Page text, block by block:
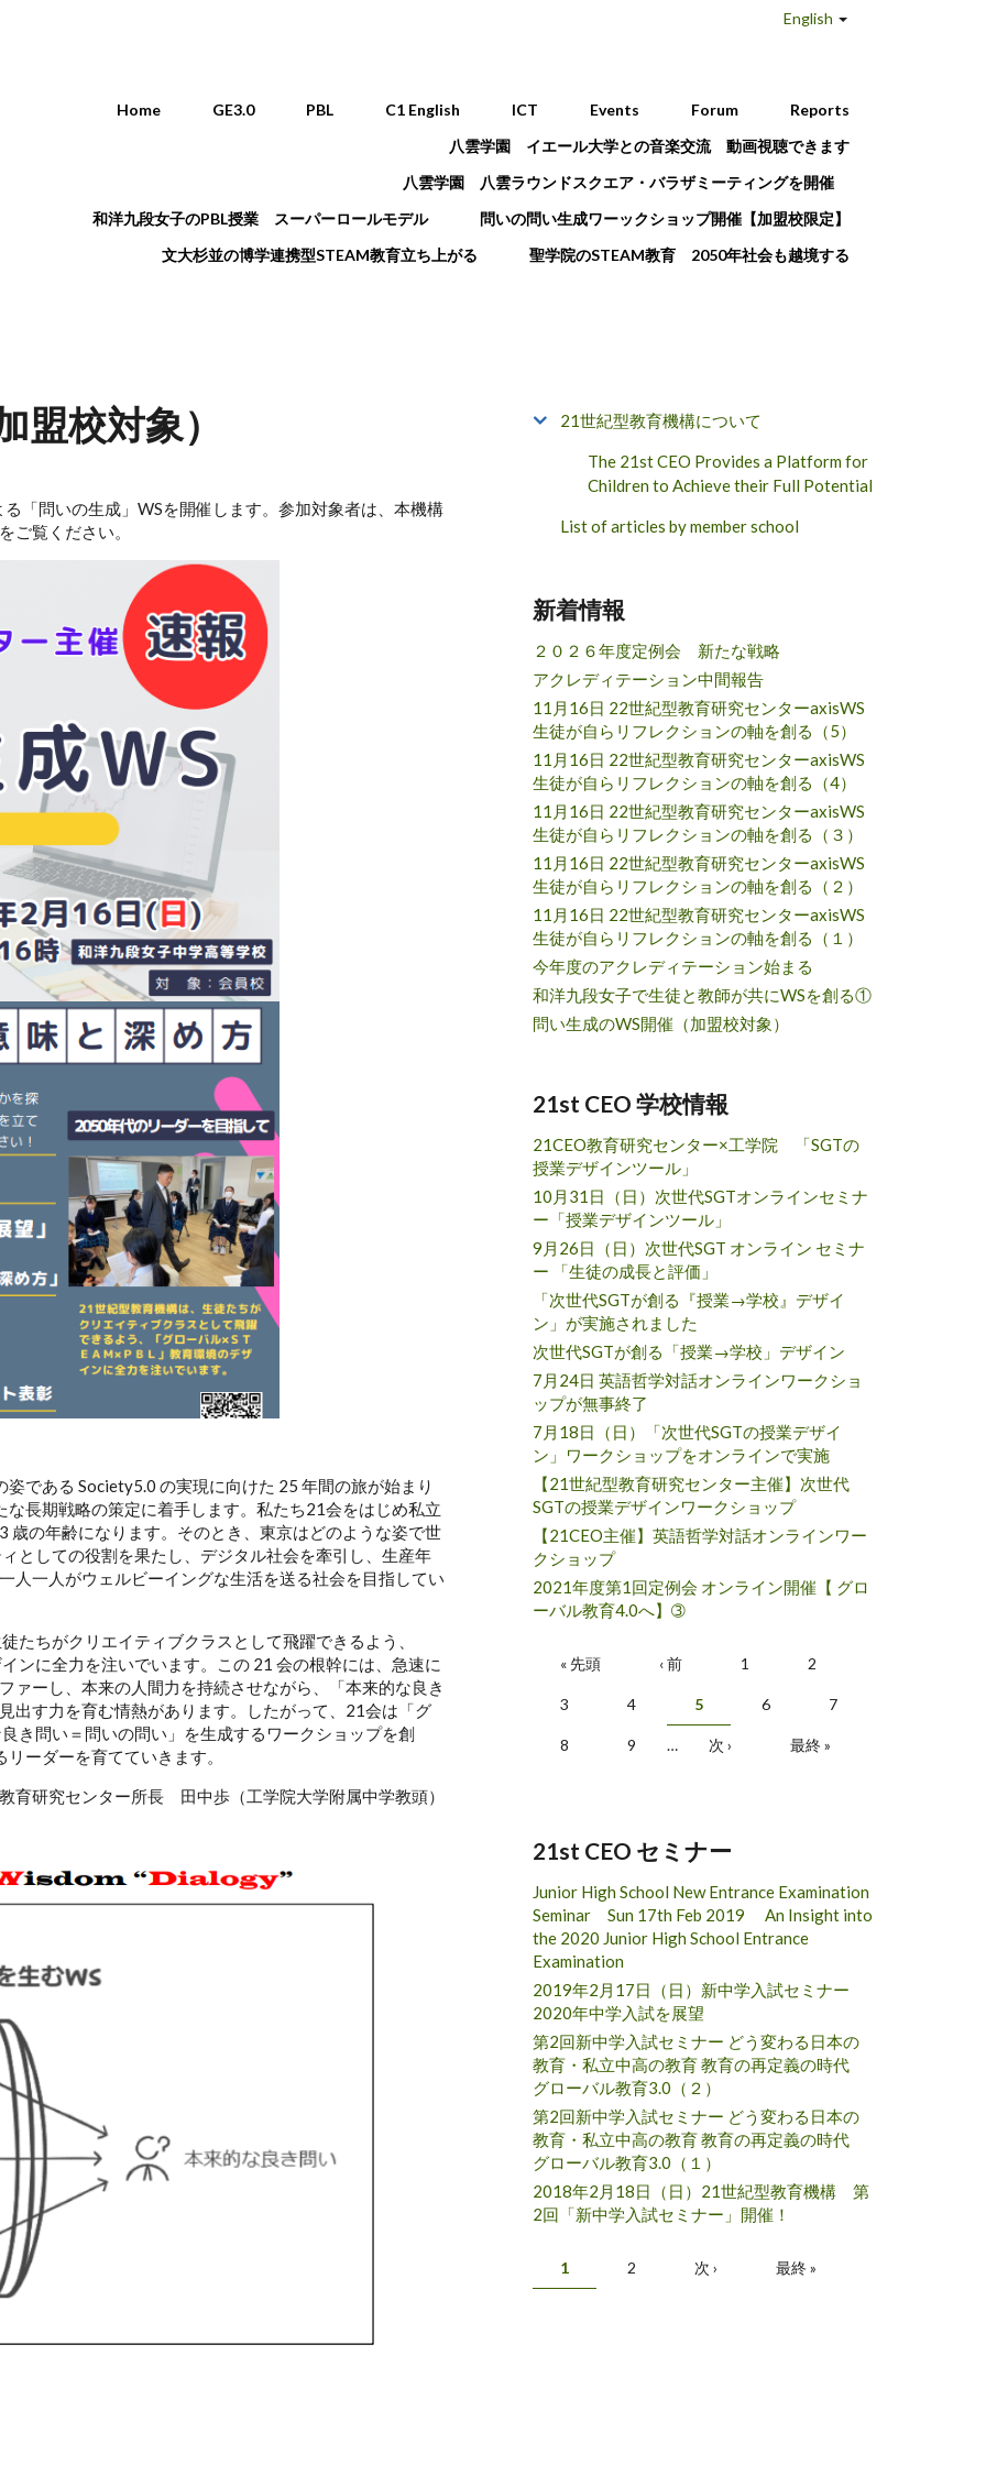
English
Main menu
Home GE3.0 PBL C1 English ICT Events Forum
Reports
八雲学園 イエール大学との音楽交流 動画視聴できます
八雲学園 八雲ラウンドスクエア・バラザミーティングを開催
和洋九段女子のPBL授業 スーパーロールモデル
問いの問い生成ワーックショップ開催【加盟校限定】
文大杉並の博学連携型STEAM教育立ち上がる
聖学院のSTEAM教育 2050年社会も越境する
盟校対象）
「問いの生成」WSを開催します。参加対象者は、本機構
ご覧ください。
である Society5.0 の実現に向けた 25 年間の旅が始まり
長期戦略の策定に着手します。私たち21会をはじめ私立
の年齢になります。そのとき、東京はどのような姿で世
としての役割を果たし、デジタル社会を牽引し、生産年
人一人がウェルビーイングな生活を送る社会を目指してい
たちがクリエイティブクラスとして飛躍できるよう、
ンに全力を注いでいます。この 21 会の根幹には、急速に
ァーし、本来の人間力を持続させながら、「本来的な良き
出す力を育む情熱があります。したがって、21会は「グ
き問い＝問いの問い」を生成するワークショップを創
ーダーを育てていきます。
育研究センター所長 田中歩（工学院大学附属中学教頭）
21世紀型教育機構について
The 21st CEO Provides a Platform for
Children to Achieve their Full Potential
List of articles by member school
新着情報
２０２６年度定例会 新たな戦略
アクレディテーション中間報告
11月16日 22世紀型教育研究センターaxisWS
生徒が自らリフレクションの軸を創る（5）
11月16日 22世紀型教育研究センターaxisWS
生徒が自らリフレクションの軸を創る（4）
11月16日 22世紀型教育研究センターaxisWS
生徒が自らリフレクションの軸を創る（３）
11月16日 22世紀型教育研究センターaxisWS
生徒が自らリフレクションの軸を創る（２）
11月16日 22世紀型教育研究センターaxisWS
生徒が自らリフレクションの軸を創る（１）
今年度のアクレディテーション始まる
和洋九段女子で生徒と教師が共にWSを創る①
問い生成のWS開催（加盟校対象）
21st CEO 学校情報
21CEO教育研究センター×工学院 「SGTの
授業デザインツール」
10月31日（日）次世代SGTオンラインセミナ
ー「授業デザインツール」
9月26日（日）次世代SGT オンライン セミナ
ー 「生徒の成長と評価」
「次世代SGTが創る『授業→学校』デザイ
ン」が実施されました
次世代SGTが創る「授業→学校」デザイン
7月24日 英語哲学対話オンラインワークショ
ップが無事終了
7月18日（日）「次世代SGTの授業デザイ
ン」ワークショップをオンラインで実施
【21世紀型教育研究センター主催】次世代
SGTの授業デザインワークショップ
【21CEO主催】英語哲学対話オンラインワー
クショップ
2021年度第1回定例会 オンライン開催【 グロ
ーバル教育4.0へ】➂
Pages
« 先頭 ‹ 前 1 2
3 4 5 6 7
8 9 … 次 › 最終 »
21st CEO セミナー
Junior High School New Entrance Examination
Seminar Sun 17th Feb 2019 An Insight into
the 2020 Junior High School Entrance
Examination
2019年2月17日（日）新中学入試セミナー
2020年中学入試を展望
第2回新中学入試セミナー どう変わる日本の
教育・私立中高の教育 教育の再定義の時代
グローバル教育3.0（２）
第2回新中学入試セミナー どう変わる日本の
教育・私立中高の教育 教育の再定義の時代
グローバル教育3.0（１）
2018年2月18日（日）21世紀型教育機構 第
2回「新中学入試セミナー」開催！
Pages
1 2 次 › 最終 »